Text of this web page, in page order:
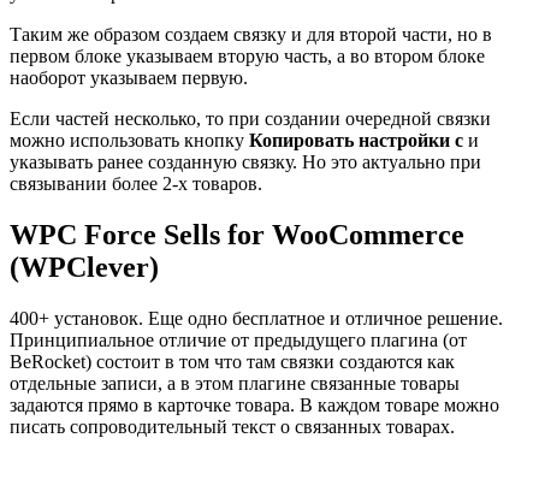
Таким же образом создаем связку и для второй части, но в
первом блоке указываем вторую часть, а во втором блоке
наоборот указываем первую.
Если частей несколько, то при создании очередной связки
можно использовать кнопку Копировать настройки с и
указывать ранее созданную связку. Но это актуально при
связывании более 2-х товаров.
WPC Force Sells for WooCommerce
(WPClever)
400+ установок. Еще одно бесплатное и отличное решение.
Принципиальное отличие от предыдущего плагина (от
BeRocket) состоит в том что там связки создаются как
отдельные записи, а в этом плагине связанные товары
задаются прямо в карточке товара. В каждом товаре можно
писать сопроводительный текст о связанных товарах.